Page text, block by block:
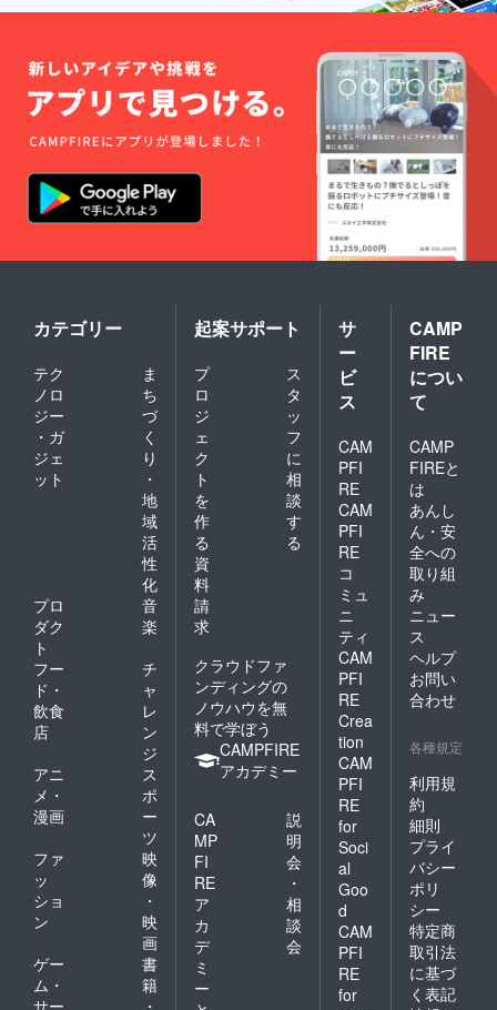
カテゴリー
テク
ノロ
ジー
・ガ
ジェ
ット
ま
ち
づ
く
り
・
地
域
活
性
化
プロ
ダク
ト
音
楽
フー
ド・
飲食
店
チ
ャ
レ
ン
ジ
アニ
メ・
漫画
ス
ポ
ー
ツ
ファ
ッ
ショ
ン
映
像
・
映
画
ゲー
ム・
書
籍
起案サポート
プ
ロ
ジ
ェ
ク
ト
を
作
る
ス
タ
ッ
フ
に
相
談
す
る
資
料
請
求
クラウドファ
ンディングの
ノウハウを無
料で学ぼう
CAMPFIRE
アカデミー
CA
MP
FI
RE
ア
カ
デ
ミ
ー
説
明
会
・
相
談
会
サ
ー
ビ
ス
CAM
PFI
RE
CAM
PFI
RE
コ
ミュ
ニ
ティ
CAM
PFI
RE
Crea
tion
CAM
PFI
RE
for
Soci
al
Goo
d
CAM
PFI
RE
for
CAMP
FIRE
につい
て
CAMP
FIREと
は
あんし
ん・安
全への
取り組
み
ニュー
ス
ヘルプ
お問い
合わせ
各種規定
利用規
約
細則
プライ
バシー
ポリ
シー
特定商
取引法
に基づ
く表記